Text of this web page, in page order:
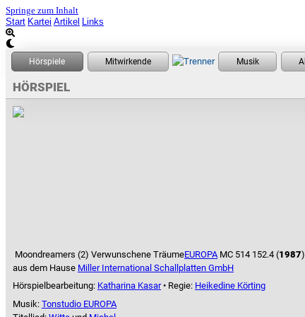
Springe zum Inhalt
Start Kartei Artikel Links
HÖRSPIEL
Moondreamers (2) Verwunschene TräumeEUROPAMC 514 152.4 (1987)
aus dem Hause Miller International Schallplatten GmbH
Hörspielbearbeitung: Katharina Kasar• Regie: Heikedine Körting
Musik: Tonstudio EUROPA